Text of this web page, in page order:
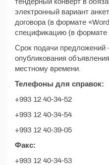
электронный вариант
договора (в формате
спецификацию (в формате
Срок подачи предложений
опубликования
местному времени.
Телефоны для справок:
+993 12 40-34-52
+993 12 40-34-54
+993 12 40-39-05
Факс:
+993 12 40-34-53